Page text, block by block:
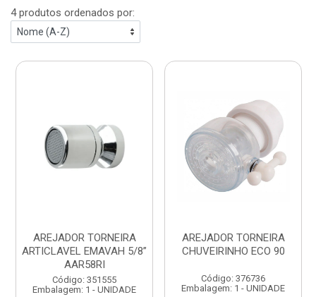
4 produtos ordenados por:
AREJADOR TORNEIRA
ARTICLAVEL EMAVAH 5/8”
AAR58RI
Código: 351555
Embalagem: 1 - UNIDADE
AREJADOR TORNEIRA
CHUVEIRINHO ECO 90
Código: 376736
Embalagem: 1 - UNIDADE